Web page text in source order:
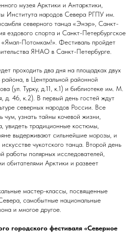
музея Арктики и Антарктики,
Института народов Севера РГПУ им.
северного танца «Энэр», Санкт-
ездового спорта и Санкт-Петербургское
«Ямал-Потомкам!». Фестиваль пройдет
ЯНАО в Санкт-Петербурге.
проходить два дня на площадках двух
в Центральной районной
(ул. Турку, д.11, к.1) и библиотеке им. М.
д. 46, к.2). В первый день гостей ждут
северных народов России. Все
узнать тайны кочевой жизни,
увидеть традиционные костюмы,
выдерживают сильнейшие морозы, и
чукотского танца. Второй день
работы полярных исследователей,
обитателями Арктики и развеет
мастер-классы, посвященные
самобытные национальные
и многое другое.
городского фестиваля «Северное